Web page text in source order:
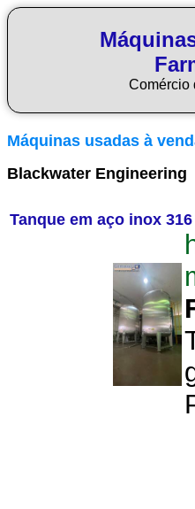
Comércio
Máquinas usadas à
Blackwater Engineering
Tanque em aço inox